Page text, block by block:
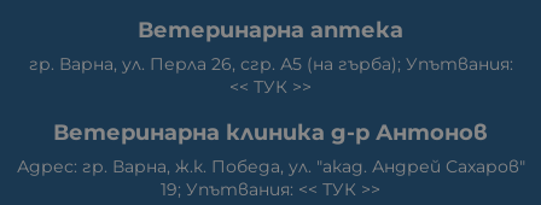
Ветеринарна аптека
гр. Варна, ул. Перла 26, сгр. А5 (на гърба); Упътвания:
<< ТУК >>
Ветеринарна клиника д-р Антонов
Адрес: гр. Варна, ж.к. Победа, ул. "акад. Андрей Сахаров"
19; Упътвания: << ТУК >>